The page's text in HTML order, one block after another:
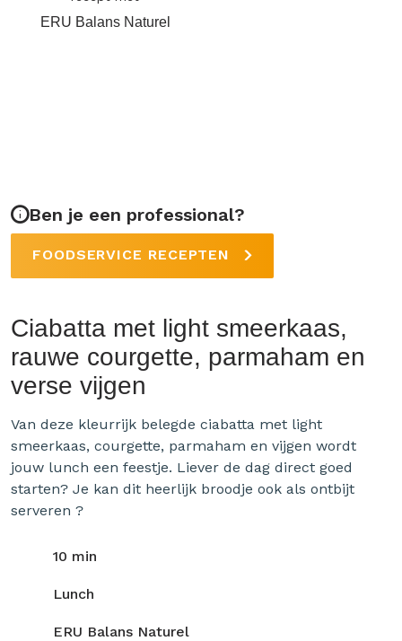
ERU Balans Naturel
Ben je een professional?
FOODSERVICE RECEPTEN
Ciabatta met light smeerkaas,
rauwe courgette, parmaham en
verse vijgen
Van deze kleurrijk belegde ciabatta met light
smeerkaas, courgette, parmaham en vijgen wordt
jouw lunch een feestje. Liever de dag direct goed
starten? Je kan dit heerlijk broodje ook als ontbijt
serveren ?
10 min
Lunch
ERU Balans Naturel